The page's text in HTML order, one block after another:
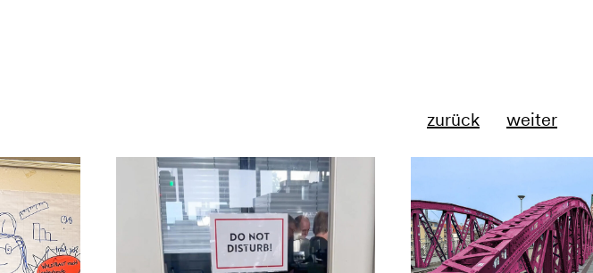
Digital
zurück weiter